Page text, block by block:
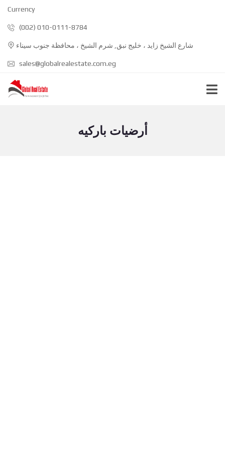
Currency
(002) 010-0111-8784
شارع الشيخ زايد ، خليج نبق, شرم الشيخ ، محافظة جنوب سيناء
sales@globalrealestate.com.eg
أرضيات باركيه